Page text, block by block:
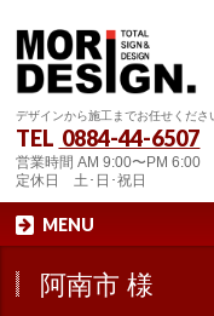
デザインから施工までお任せくださ
TEL 0884-44-6507
営業時間 AM 9:00〜PM 6:00
定休日 土･日･祝日
MENU
阿南市 様